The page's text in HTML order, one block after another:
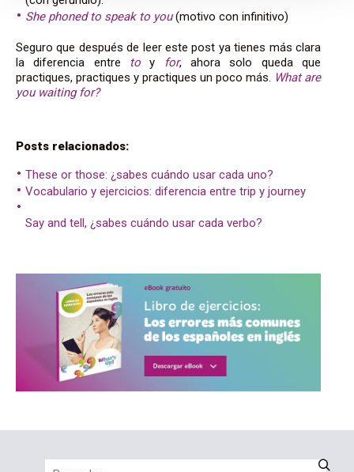
She phoned to speak to you(motivo con infinitivo)
Seguro que después de leer este post ya tienes más clara
la diferencia entre
toy for, ahora solo queda que
practiques, practiques y practiques un poco más.
What are
you waiting for?
Posts relacionados:
These or those: ¿sabes cuándo usar cada uno?
Vocabulario y ejercicios: diferencia entre trip y journey
Say and tell, ¿sabes cuándo usar cada verbo?